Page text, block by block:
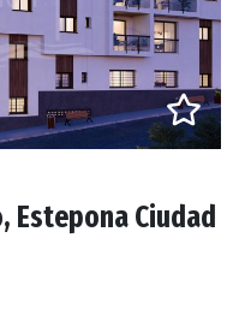
Estepona Ciudad